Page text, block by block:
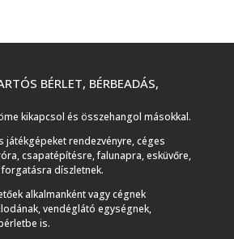
BÉRLET, BÉRBEADÁS,
kikapcsol és összehangol másokkal.
játékgépeket rendezvényre, céges
csapatépítésre, falunapra, esküvőre,
díszletnek.
alkalmanként vagy cégnek
vendéglátó egységnek,
is.